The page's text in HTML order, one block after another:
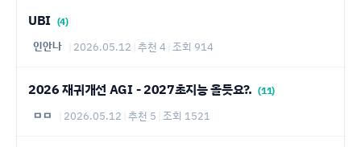
UBI (4)
인안나 2026.05.12 추천 4 조회 914
2026 재귀개선 AGI - 2027초지능 올듯요?. (11)
ㅁㅁ 2026.05.12 추천 5 조회 1521